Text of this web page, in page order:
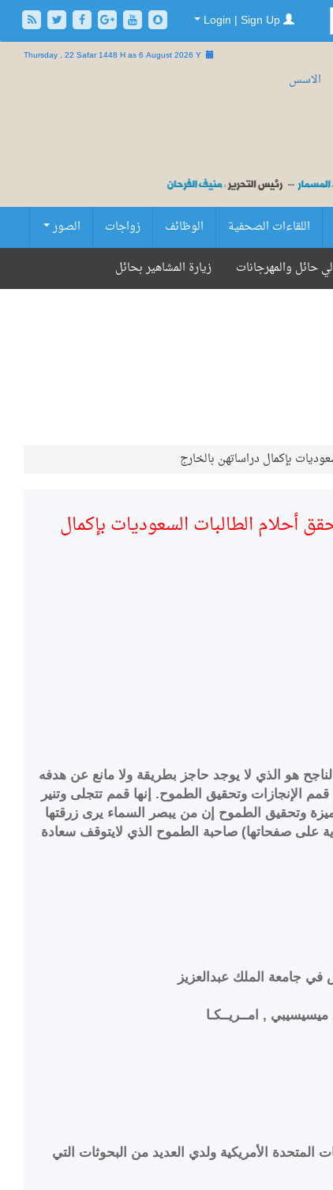
Thursday , 22 Safar 1448 H as6 August 2026 Y
اللقاءات الصحفية الوظائف زواجات
الصور
زيارة المشاهير بحائل
حائل والمهرجانات
بإكمال دراساتهن بالخارج
أحلام الطالبات السعوديات بإكمال
هو الذي لا يوجد حاجز بطريقة ولا مانع عن هدفه
الإنجازات وتحقيق الطموح. إنها قمم تتجلى وتنير
وتحقيق الطموح إن من يبصر السماء يرى زرقتها
على صفحاتها) صاحبة الطموح الذي لايتوقف سعادة
في جامعة الملك عبدالعزيز
الأمريكية ولدي العديد من البحوثات التي